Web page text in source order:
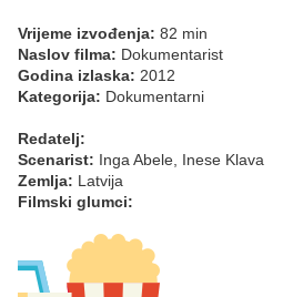
Vrijeme izvođenja: 82 min
Naslov filma: Dokumentarist
Godina izlaska: 2012
Kategorija: Dokumentarni
Redatelj:
Scenarist: Inga Abele, Inese Klava
Zemlja: Latvija
Filmski glumci: